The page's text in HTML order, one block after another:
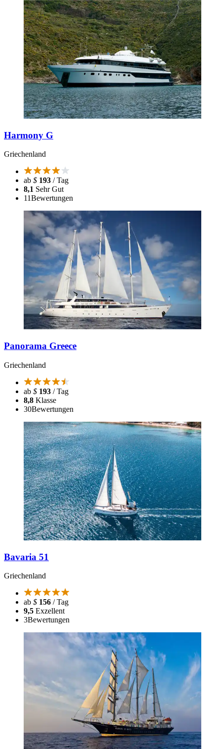
Harmony G
Griechenland
ab $ 193 / Tag
8,1 Sehr Gut
11Bewertungen
Panorama Greece
Griechenland
ab $ 193 / Tag
8,8 Klasse
30Bewertungen
Bavaria 51
Griechenland
ab $ 156 / Tag
9,5 Exzellent
3Bewertungen